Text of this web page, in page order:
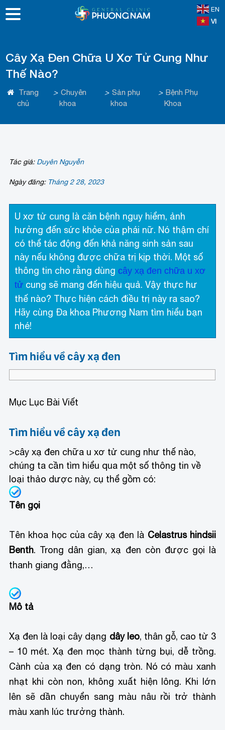
EN
VI
Cây Xạ Đen Chữa U Xơ Tử Cung Như
Thế Nào?
Trang
chủ
> Chuyên
khoa
> Sản phụ
khoa
> Bệnh Phụ
Khoa
Tác giả: Duyên Nguyễn
Ngày đăng: Tháng 2 28, 2023
U xơ tử cung là căn bệnh nguy hiểm, ảnh
hưởng đến sức khỏe của phái nữ. Nó thậm chí
có thể tác động đến khả năng sinh sản sau
này nếu không được chữa trị kịp thời. Một số
thông tin cho rằng dùng cây xạ đen chữa u xơ
tử cung sẽ mang đến hiệu quả. Vậy thực hư
thế nào? Thực hiện cách điều trị này ra sao?
Hãy cùng Đa khoa Phương Nam tìm hiểu bạn
nhé!
Tìm hiểu về cây xạ đen
Mục Lục Bài Viết
Tìm hiểu về cây xạ đen
>cây xạ đen chữa u xơ tử cung như thế nào,
chúng ta cần tìm hiểu qua một số thông tin về
loại thảo dược này, cụ thể gồm có:
Tên gọi
Tên khoa học của cây xạ đen là Celastrus hindsii
Benth. Trong dân gian, xạ đen còn được gọi là
thanh giang đằng,…
Mô tả
Xạ đen là loại cây dạng dây leo, thân gỗ, cao từ 3
– 10 mét. Xạ đen mọc thành từng bụi, dễ trồng.
Cành của xạ đen có dạng tròn. Nó có màu xanh
nhạt khi còn non, không xuất hiện lông. Khi lớn
lên sẽ dần chuyển sang màu nâu rồi trở thành
màu xanh lúc trưởng thành.